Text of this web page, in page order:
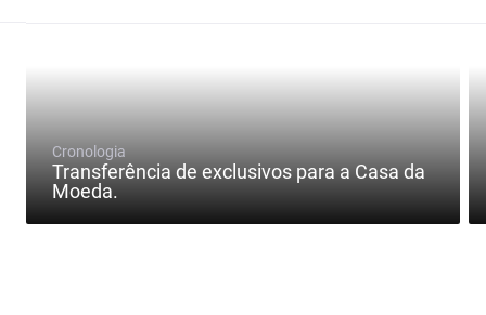
Cronologia
Transferência de exclusivos para a Casa da
Moeda.